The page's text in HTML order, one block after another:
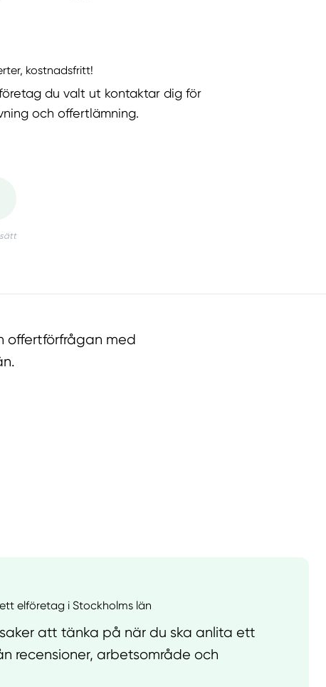
kostnadsfritt!
du valt ut kontaktar dig för
och offertlämning.
Välj tillvägagångssätt
offertförfrågan med
elföretag i Stockholms län
att tänka på när du ska anlita ett
recensioner, arbetsområde och